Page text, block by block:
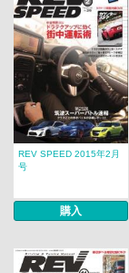
REV SPEED 2015年2月
号
購入